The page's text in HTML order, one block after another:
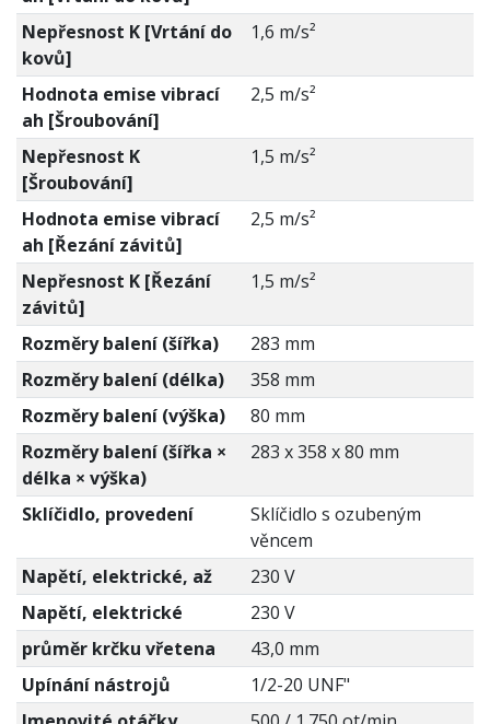
Nepřesnost K [Vrtání do
kovů]
1,6 m/s²
Hodnota emise vibrací
ah [Šroubování]
2,5 m/s²
Nepřesnost K
[Šroubování]
1,5 m/s²
Hodnota emise vibrací
ah [Řezání závitů]
2,5 m/s²
Nepřesnost K [Řezání
závitů]
1,5 m/s²
Rozměry balení (šířka)
283 mm
Rozměry balení (délka)
358 mm
Rozměry balení (výška)
80 mm
Rozměry balení (šířka ×
délka × výška)
283 x 358 x 80 mm
Sklíčidlo, provedení
Sklíčidlo s ozubeným
věncem
Napětí, elektrické, až
230 V
Napětí, elektrické
230 V
průměr krčku vřetena
43,0 mm
Upínání nástrojů
1/2-20 UNF"